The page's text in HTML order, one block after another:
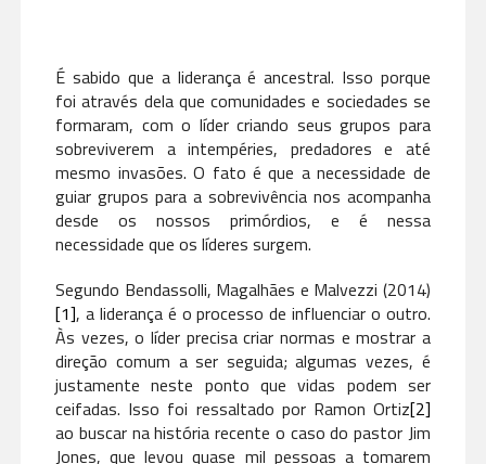
É sabido que a liderança é ancestral. Isso porque
foi através dela que comunidades e sociedades se
formaram, com o líder criando seus grupos para
sobreviverem a intempéries, predadores e até
mesmo invasões. O fato é que a necessidade de
guiar grupos para a sobrevivência nos acompanha
desde os nossos primórdios, e é nessa
necessidade que os líderes surgem.
Segundo Bendassolli, Magalhães e Malvezzi (2014)
[1], a liderança é o processo de influenciar o outro.
Às vezes, o líder precisa criar normas e mostrar a
direção comum a ser seguida; algumas vezes, é
justamente neste ponto que vidas podem ser
ceifadas. Isso foi ressaltado por Ramon Ortiz[2]
ao buscar na história recente o caso do pastor Jim
Jones, que levou quase mil pessoas a tomarem